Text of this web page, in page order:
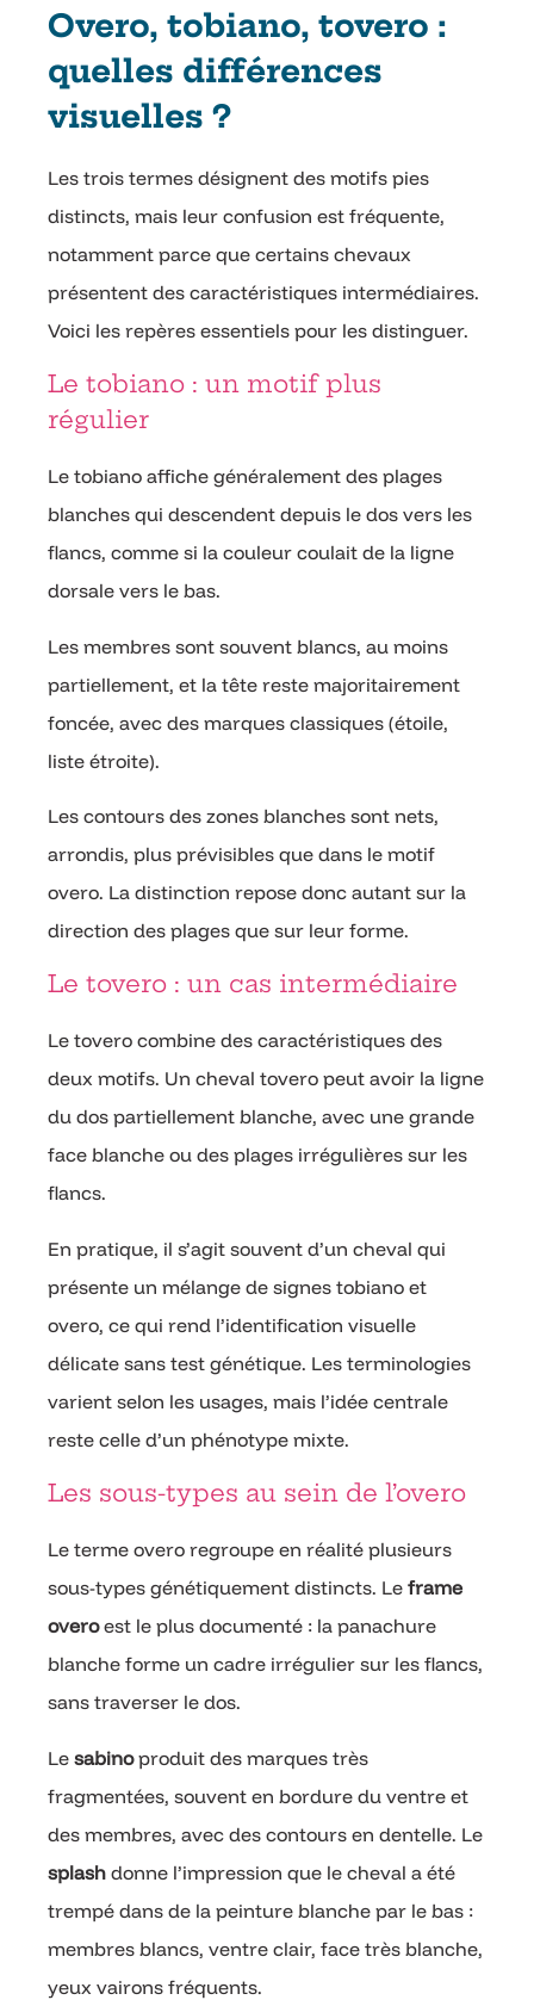
Overo, tobiano, tovero :
quelles différences
visuelles ?
Les trois termes désignent des motifs pies
distincts, mais leur confusion est fréquente,
notamment parce que certains chevaux
présentent des caractéristiques intermédiaires.
Voici les repères essentiels pour les distinguer.
Le tobiano : un motif plus
régulier
Le tobiano affiche généralement des plages
blanches qui descendent depuis le dos vers les
flancs, comme si la couleur coulait de la ligne
dorsale vers le bas.
Les membres sont souvent blancs, au moins
partiellement, et la tête reste majoritairement
foncée, avec des marques classiques (étoile,
liste étroite).
Les contours des zones blanches sont nets,
arrondis, plus prévisibles que dans le motif
overo. La distinction repose donc autant sur la
direction des plages que sur leur forme.
Le tovero : un cas intermédiaire
Le tovero combine des caractéristiques des
deux motifs. Un cheval tovero peut avoir la ligne
du dos partiellement blanche, avec une grande
face blanche ou des plages irrégulières sur les
flancs.
En pratique, il s’agit souvent d’un cheval qui
présente un mélange de signes tobiano et
overo, ce qui rend l’identification visuelle
délicate sans test génétique. Les terminologies
varient selon les usages, mais l’idée centrale
reste celle d’un phénotype mixte.
Les sous-types au sein de l’overo
Le terme overo regroupe en réalité plusieurs
sous-types génétiquement distincts. Le frame
overoest le plus documenté : la panachure
blanche forme un cadre irrégulier sur les flancs,
sans traverser le dos.
Le sabinoproduit des marques très
fragmentées, souvent en bordure du ventre et
des membres, avec des contours en dentelle. Le
splash donne l’impression que le cheval a été
trempé dans de la peinture blanche par le bas :
membres blancs, ventre clair, face très blanche,
yeux vairons fréquents.